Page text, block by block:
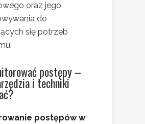
oraz jego
do
się potrzeb
postępy –
i techniki
postępów w